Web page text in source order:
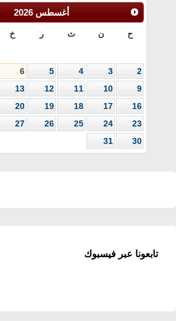
أغسطس 2026
ح ن ث ر خ
2
3
4
5
6
9
10
11
12
13
16
17
18
19
20
23
24
25
26
27
30
31
تابعونا عبر فيسبوك